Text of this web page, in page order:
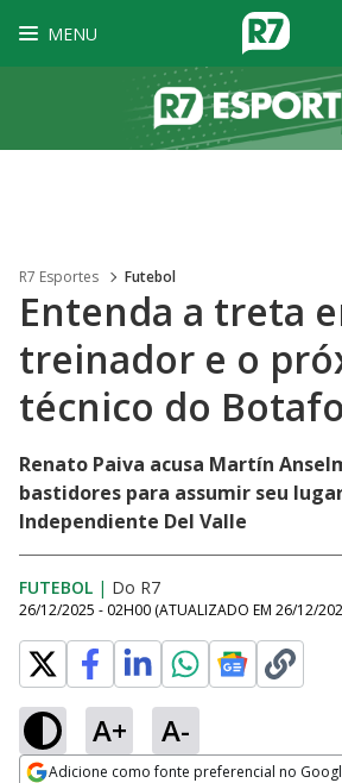
MENU
R7 Esportes Futebol
Entenda a treta
treinador e o
técnico do
Renato Paiva acusa Martín
bastidores para assumir seu
Independiente Del Valle
FUTEBOL | Do R7
26/12/2025 - 02H00 (ATUALIZADO EM 26/12/
A+ A-
Adicione como fonte preferencial no